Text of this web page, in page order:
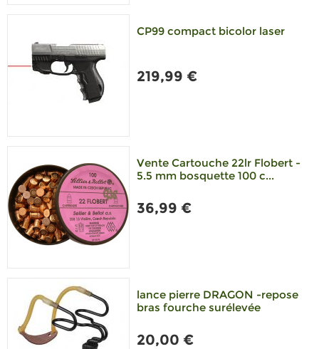
CP99 compact bicolor laser
219,99 €
Vente Cartouche 22lr Flobert -
5.5 mm bosquette 100 c...
36,99 €
lance pierre DRAGON -repose
bras fourche surélevée
20,00 €